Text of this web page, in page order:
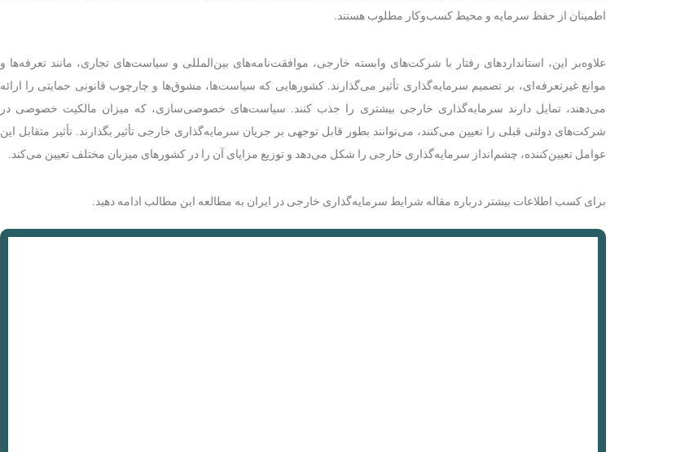
اطمینان از حفظ سرمایه و محیط کسب‌وکار مطلوب هستند.
علاوه‌بر این، استانداردهای رفتار با شرکت‌های وابسته خارجی، موافقت‌نامه‌های بین‌المللی و سیاست‌های تجاری، مانند تعرفه‌ها و
موانع غیرتعرفه‌ای، بر تصمیم سرمایه‌گذاری تأثیر می‌گذارند. کشورهایی که سیاست‌ها، مشوق‌ها و چارچوب قانونی حمایتی را ارائه
می‌دهند، تمایل دارند سرمایه‌گذاری خارجی بیشتری را جذب کنند. سیاست‌های خصوصی‌سازی، که میزان مالکیت خصوصی در
شرکت‌های دولتی قبلی را تعیین می‌کنند، می‌توانند بطور قابل توجهی بر جریان سرمایه‌گذاری خارجی تأثیر بگذارند. تأثیر متقابل این
عوامل تعیین‌کننده، چشم‌انداز سرمایه‌گذاری خارجی را شکل می‌دهد و توزیع مزایای آن را در کشورهای میزبان مختلف تعیین می‌کند.
برای کسب اطلاعات بیشتر درباره مقاله شرایط سرمایه‌گذاری خارجی در ایران به مطالعه این مطالب ادامه دهید.